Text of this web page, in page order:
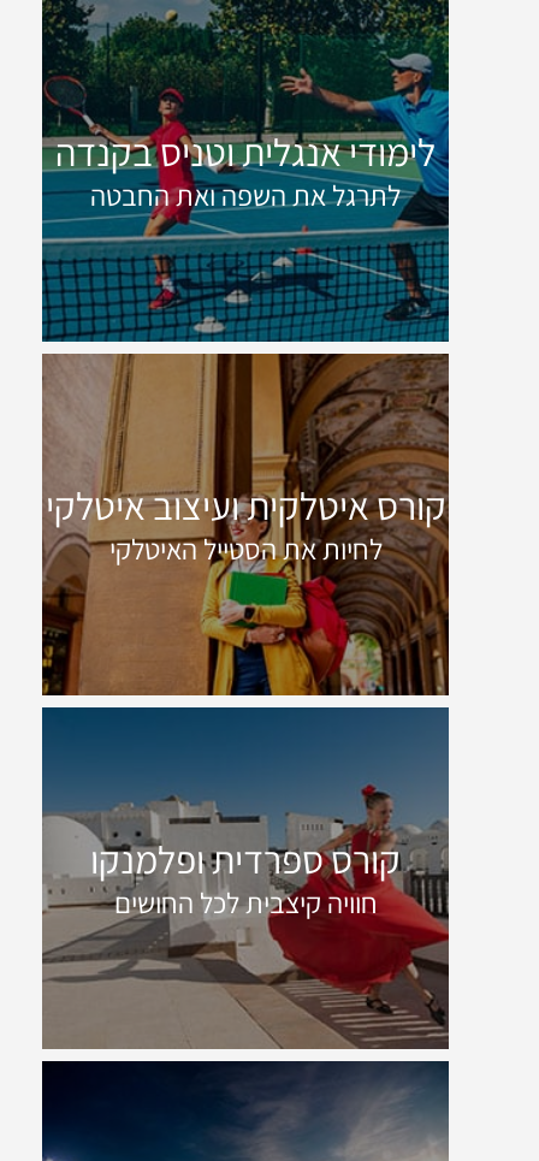
לימודי אנגלית וטניס בקנדה
לתרגל את השפה ואת החבטה
קורס איטלקית ועיצוב איטלקי
לחיות את הסטייל האיטלקי
קורס ספרדית ופלמנקו
חוויה קיצבית לכל החושים